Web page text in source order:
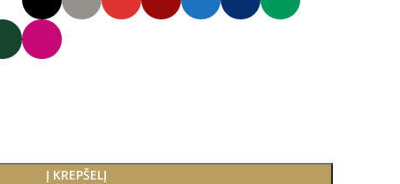
Į KREPŠELĮ